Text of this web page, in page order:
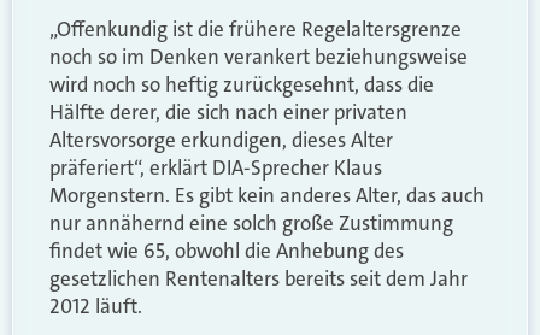
„Offenkundig ist die frühere Regelaltersgrenze
noch so im Denken verankert beziehungsweise
wird noch so heftig zurückgesehnt, dass die
Hälfte derer, die sich nach einer privaten
Altersvorsorge erkundigen, dieses Alter
präferiert“, erklärt DIA-Sprecher Klaus
Morgenstern. Es gibt kein anderes Alter, das auch
nur annähernd eine solch große Zustimmung
findet wie 65, obwohl die Anhebung des
gesetzlichen Rentenalters bereits seit dem Jahr
2012 läuft.